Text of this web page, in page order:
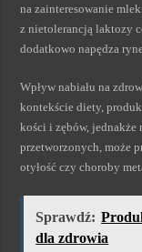
na zainteresowanie
z nietolerancją laktozy
dodatkowo napędza
Wpływ nabiału na
kontekście diety,
kości i zębów, jednakże
przetworzonych, może
otyłość czy choroby
Sprawdź:
dla zdrowia